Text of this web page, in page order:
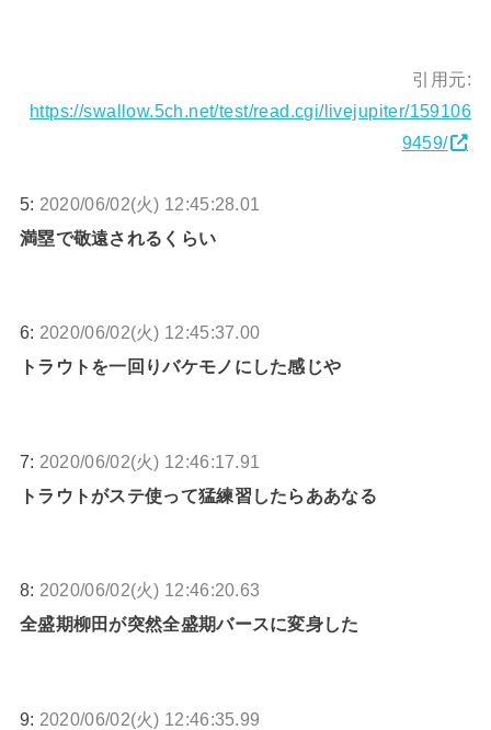
引用元:
https://swallow.5ch.net/test/read.cgi/livejupiter/159106
9459/
5: 2020/06/02(火) 12:45:28.01
満塁で敬遠されるくらい
6: 2020/06/02(火) 12:45:37.00
トラウトを一回りバケモノにした感じや
7: 2020/06/02(火) 12:46:17.91
トラウトがステ使って猛練習したらああなる
8: 2020/06/02(火) 12:46:20.63
全盛期柳田が突然全盛期バースに変身した
9: 2020/06/02(火) 12:46:35.99